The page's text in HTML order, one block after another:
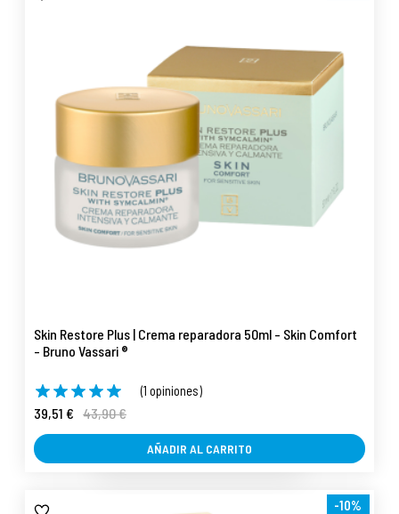
Skin Restore Plus | Crema reparadora 50ml - Skin Comfort
- Bruno Vassari ®
(1 opiniones)
39,51 € 43,90 €
AÑADIR AL CARRITO
-10%